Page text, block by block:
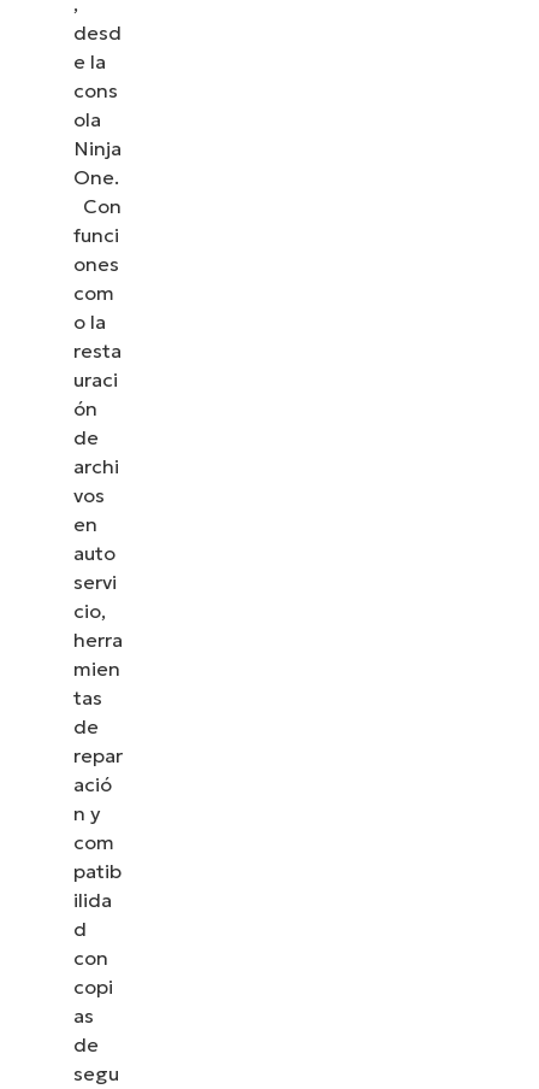
desd
e la
cons
ola
Ninja
One.
Con
funci
ones
com
o la
resta
uraci
ón
de
archi
vos
en
auto
servi
cio,
herra
mien
tas
de
repar
ació
n y
com
patib
ilida
d
con
copi
as
de
segu